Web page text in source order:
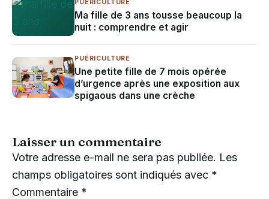
PUÉRICULTURE
Ma fille de 3 ans tousse beaucoup la
nuit : comprendre et agir
PUÉRICULTURE
Une petite fille de 7 mois opérée
d’urgence après une exposition aux
spigaous dans une crèche
Laisser un commentaire
Votre adresse e-mail ne sera pas publiée. Les
champs obligatoires sont indiqués avec *
Commentaire *